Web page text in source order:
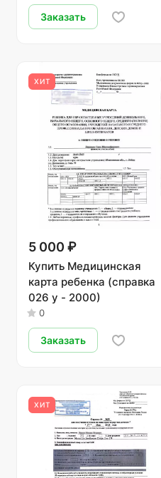
Заказать
ХИТ
5 000 ₽
Купить Медицинская
карта ребенка (справка
026 у - 2000)
0
Заказать
ХИТ